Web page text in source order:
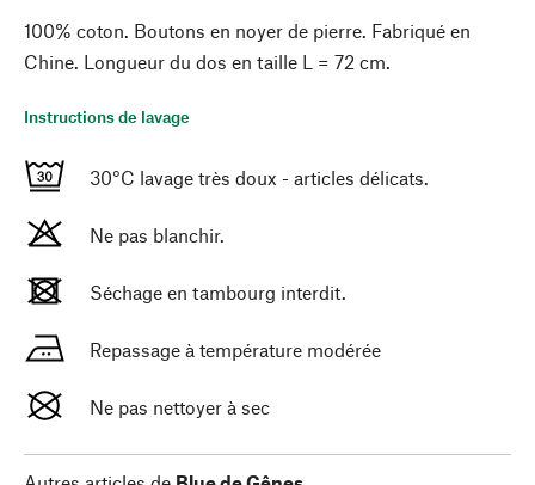
100% coton. Boutons en noyer de pierre. Fabriqué en
Chine. Longueur du dos en taille L = 72 cm.
Instructions de lavage
30°C lavage très doux - articles délicats.
Ne pas blanchir.
Séchage en tambourg interdit.
Repassage à température modérée
Ne pas nettoyer à sec